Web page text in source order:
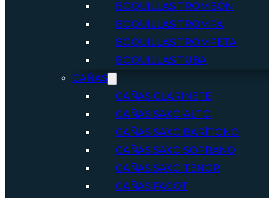
BOQUILLAS TROMBÓN
BOQUILLAS TROMPA
BOQUILLAS TROMPETA
BOQUILLAS TUBA
CAÑAS
CAÑAS CLARINETE
CAÑAS SAXO ALTO
CAÑAS SAXO BARÍTONO
CAÑAS SAXO SOPRANO
CAÑAS SAXO TENOR
CAÑAS FAGOT